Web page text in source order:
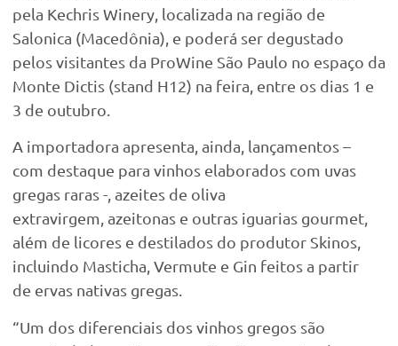
pela Kechris Winery, localizada na região de
Salonica (Macedônia), e poderá ser degustado
pelos visitantes da ProWine São Paulo no espaço da
Monte Dictis (stand H12) na feira, entre os dias 1 e
3 de outubro.
A importadora apresenta, ainda, lançamentos –
com destaque para vinhos elaborados com uvas
gregas raras -, azeites de oliva
extravirgem, azeitonas e outras iguarias gourmet,
além de licores e destilados do produtor Skinos,
incluindo Masticha, Vermute e Gin feitos a partir
de ervas nativas gregas.
“Um dos diferenciais dos vinhos gregos são